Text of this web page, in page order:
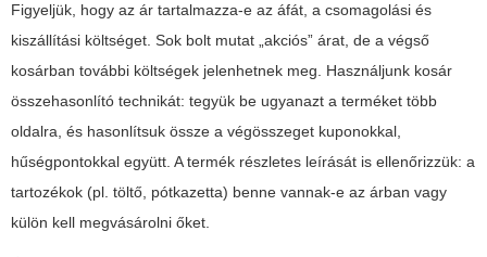
Figyeljük, hogy az ár tartalmazza-e az áfát, a csomagolási és
kiszállítási költséget. Sok bolt mutat „akciós” árat, de a végső
kosárban további költségek jelenhetnek meg. Használjunk kosár
összehasonlító technikát: tegyük be ugyanazt a terméket több
oldalra, és hasonlítsuk össze a végösszeget kuponokkal,
hűségpontokkal együtt. A termék részletes leírását is ellenőrizzük: a
tartozékok (pl. töltő, pótkazetta) benne vannak-e az árban vagy
külön kell megvásárolni őket.